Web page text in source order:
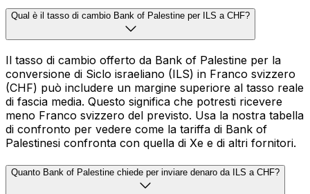
Qual è il tasso di cambio Bank of Palestine per ILS a CHF?
Il tasso di cambio offerto da Bank of Palestine per la
conversione di Siclo israeliano (ILS) in Franco svizzero
(CHF) può includere un margine superiore al tasso reale
di fascia media. Questo significa che potresti ricevere
meno Franco svizzero del previsto. Usa la nostra tabella
di confronto per vedere come la tariffa di Bank of
Palestinesi confronta con quella di Xe e di altri fornitori.
Quanto Bank of Palestine chiede per inviare denaro da ILS a CHF?